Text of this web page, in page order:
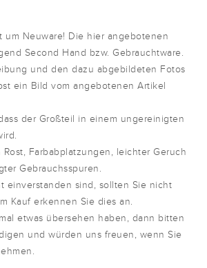
um Neuware! Die hier angebotenen
Second Hand bzw. Gebrauchtware.
und den dazu abgebildeten Fotos
ein Bild vom angebotenen Artikel
der Großteil in einem ungereinigten
Rost, Farbabplatzungen, leichter Geruch
Gebrauchsspuren.
einverstanden sind, sollten Sie nicht
Kauf erkennen Sie dies an.
etwas übersehen haben, dann bitten
und würden uns freuen, wenn Sie